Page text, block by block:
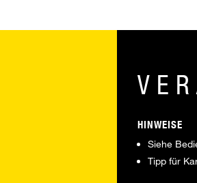
HINWEISE
Siehe
Tipp für